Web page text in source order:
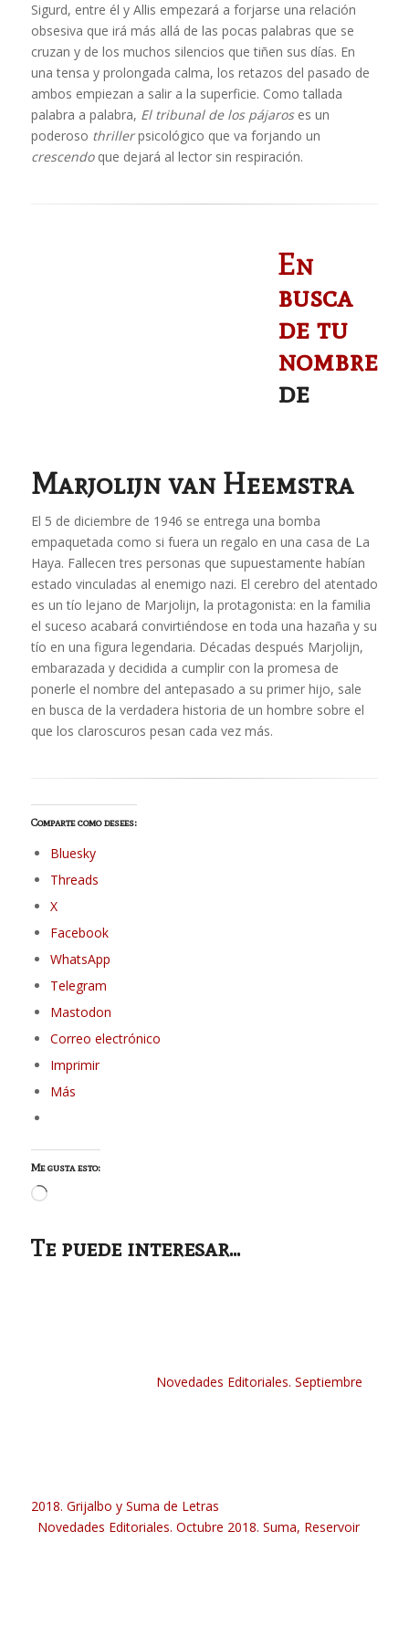
Sigurd, entre él y Allis empezará a forjarse una relación
obsesiva que irá más allá de las pocas palabras que se
cruzan y de los muchos silencios que tiñen sus días. En
una tensa y prolongada calma, los retazos del pasado de
ambos empiezan a salir a la superficie. Como tallada
palabra a palabra, El tribunal de los pájaroses un
poderoso thrillerpsicológico que va forjando un
crescendoque dejará al lector sin respiración.
En
busca
de tu
nombre
de
Marjolijn van Heemstra
El 5 de diciembre de 1946 se entrega una bomba
empaquetada como si fuera un regalo en una casa de La
Haya. Fallecen tres personas que supuestamente habían
estado vinculadas al enemigo nazi. El cerebro del atentado
es un tío lejano de Marjolijn, la protagonista: en la familia
el suceso acabará convirtiéndose en toda una hazaña y su
tío en una figura legendaria. Décadas después Marjolijn,
embarazada y decidida a cumplir con la promesa de
ponerle el nombre del antepasado a su primer hijo, sale
en busca de la verdadera historia de un hombre sobre el
que los claroscuros pesan cada vez más.
Comparte como desees:
Bluesky
Threads
X
Facebook
WhatsApp
Telegram
Mastodon
Correo electrónico
Imprimir
Más
Me gusta esto:
Cargando...
Te puede interesar...
Novedades Editoriales. Septiembre
2018. Grijalbo y Suma de Letras
Novedades Editoriales. Octubre 2018. Suma, Reservoir